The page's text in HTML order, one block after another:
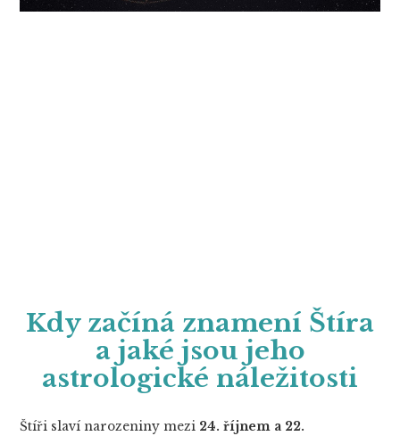
Kdy začíná znamení Štíra
a jaké jsou jeho
astrologické náležitosti
Štíři slaví narozeniny mezi 24. říjnem a 22.